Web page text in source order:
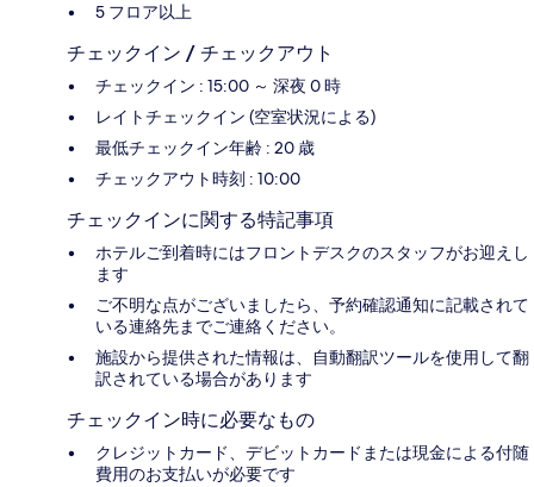
5 フロア以上
チェックイン / チェックアウト
チェックイン : 15:00 ～ 深夜 0 時
レイトチェックイン (空室状況による)
最低チェックイン年齢 : 20 歳
チェックアウト時刻 : 10:00
チェックインに関する特記事項
ホテルご到着時にはフロントデスクのスタッフがお迎えし
ます
ご不明な点がございましたら、予約確認通知に記載されて
いる連絡先までご連絡ください。
施設から提供された情報は、自動翻訳ツールを使用して翻
訳されている場合があります
チェックイン時に必要なもの
クレジットカード、デビットカードまたは現金による付随
費用のお支払いが必要です